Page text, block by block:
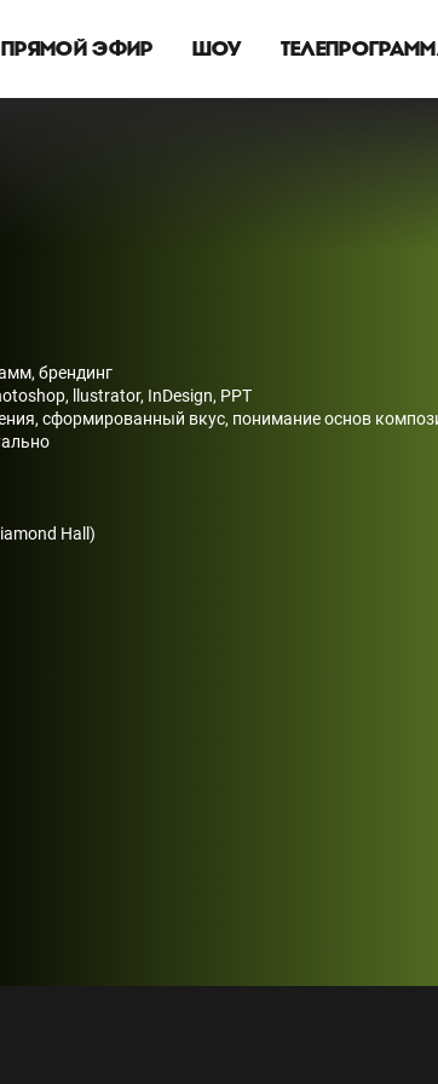
ПРЯМОЙ ЭФИР ШОУ
брендинг
llustrator, InDesign, PPT
сформированный вкус, понимание основ
Hall)